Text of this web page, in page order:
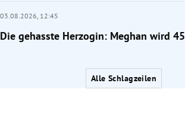
03.08.2026, 12:45
Die gehasste Herzogin: Meghan wird 45
Alle Schlagzeilen